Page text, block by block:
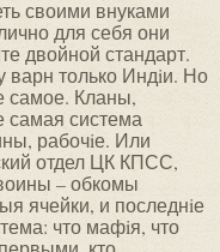
своими внуками
для себя они
двойной стандарт.
варн только Индiи. Но
самое. Кланы,
система
рабочiе. Или
отдел ЦК КПСС,
– обкомы
ячейки, и последнiе
что мафiя, что